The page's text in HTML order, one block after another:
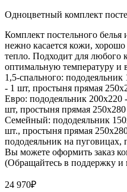
Одноцветный комплект
Комплект постельного белья
нежно касается кожи, хорошо
тепло. Подходит для любого
оптимальную температуру и
1,5-спального:
- 1 шт, простыня прямая
Евро: пододеяльник 200х220
шт, простыня прямая
Семейный: пододеяльник
шт., простыня прямая
пододеяльник на пуговицах,
Вы можете оформить заказ
(Обращайтесь в поддержку
24 970₽